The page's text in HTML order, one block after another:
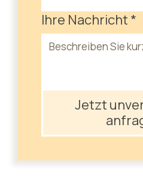
Ihre Nachricht *
Jetzt